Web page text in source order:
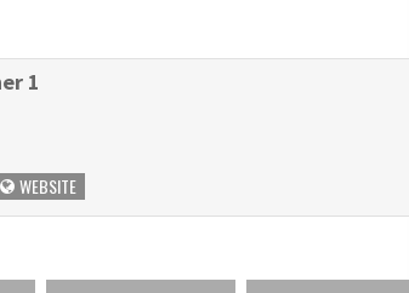
1
WEBSITE